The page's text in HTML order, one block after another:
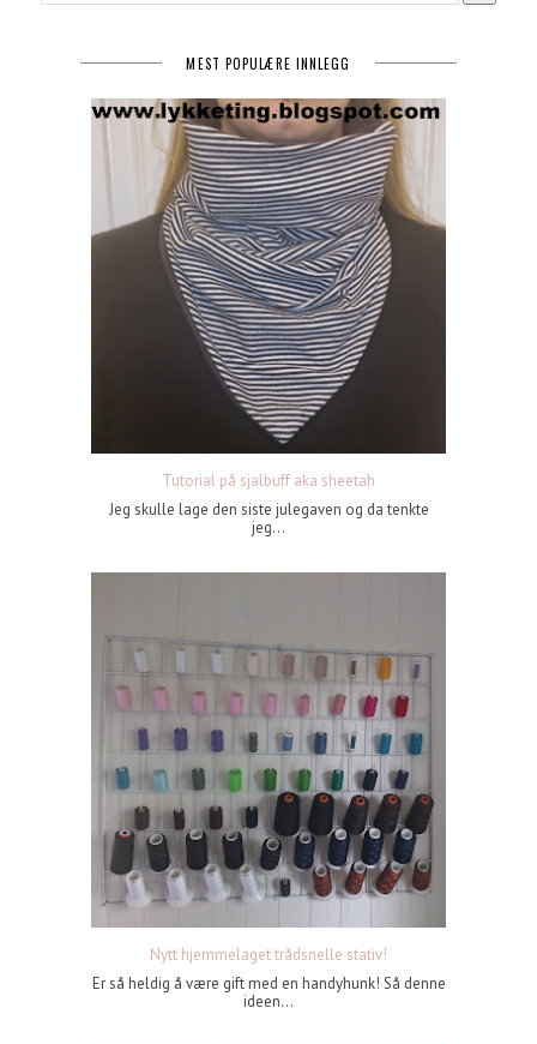
MEST POPULÆRE INNLEGG
Tutorial på sjalbuff aka sheetah
Jeg skulle lage den siste julegaven og da tenkte
jeg...
Nytt hjemmelaget trådsnelle stativ!
Er så heldig å være gift med en handyhunk! Så denne
ideen...